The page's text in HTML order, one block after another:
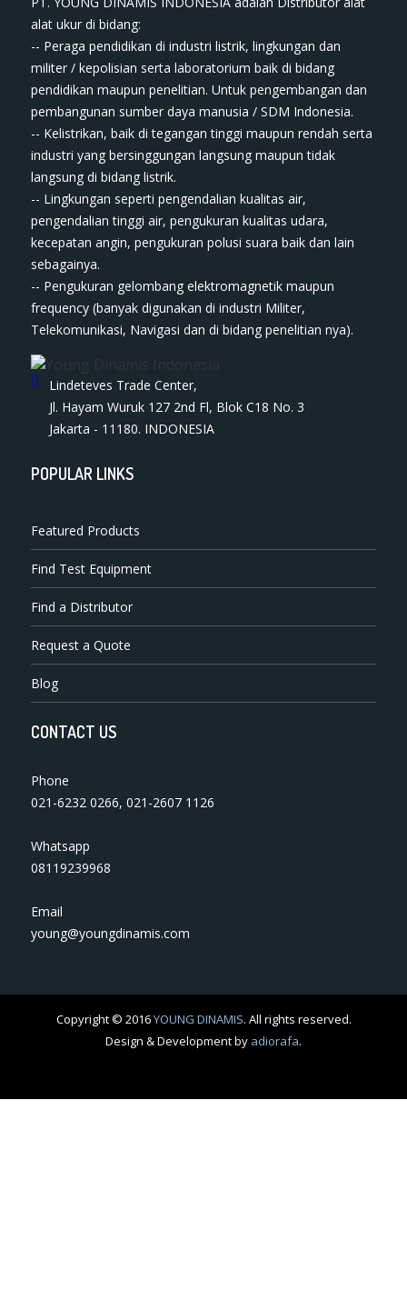
ala​t​​​ ukur di bidang:
-- Peraga pendidikan di industri listrik, lingkungan dan
militer / kepolisian serta laboratorium baik di bidang
pendidikan maupun penelitian. Untuk pengembangan dan
pembangunan sumber daya manusia / SDM Indonesia.
-- Kelistrikan, baik di tegangan tinggi maupun rendah serta
industri yang bersinggungan langsung maupun tidak
langsung di bidang listrik.
-- Lingkungan seperti pengendalian kualitas air,
pengendalian tinggi air, pengukuran kualitas udara,
kecepatan angin, pengukuran polusi suara baik dan lain
sebagainya.
-- Pengukuran gelombang elektromagnetik maupun
frequency (banyak digunakan di industri Militer,
Telekomunikasi, Navigasi dan di bidang penelitian nya).
Lindeteves Trade Center,
Jl. Hayam Wuruk 127 2nd Fl, Blok C18 No. 3
Jakarta - 11180. INDONESIA
POPULAR LINKS
Featured Products
Find Test Equipment
Find a Distributor
Request a Quote
Blog
CONTACT US
Phone
021-6232 0266,021-2607 1126
Whatsapp
08119239968
Email
young@youngdinamis.com
Copyright © 2016YOUNG DINAMIS. All rights reserved.
Design & Development by adiorafa.